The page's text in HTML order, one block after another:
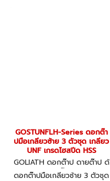
GOSTUNFLH-Series ดอกต๊า
ปมือเกลียวซ้าย 3 ตัวชุด เกลียว
UNF เกรดไฮสปีด HSS
GOLIATH ดอกต๊าป ดายต๊าป ด้
ามต๊าป
ดอกต๊าปมือเกลียวซ้าย 3 ตัวชุด